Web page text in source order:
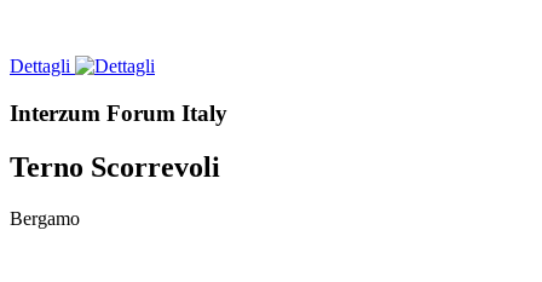
Dettagli
Interzum Forum Italy
Terno Scorrevoli
Bergamo